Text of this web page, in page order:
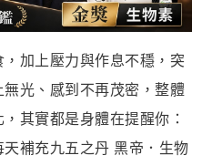
加上壓力與作息不穩，突
光、感到不再茂密，整體
其實都是身體在提醒你：
補充九五之丹 黑帝．生物